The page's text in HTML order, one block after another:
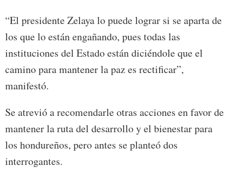
“El presidente Zelaya lo puede lograr si se aparta de
los que lo están engañando, pues todas las
instituciones del Estado están diciéndole que el
camino para mantener la paz es rectificar”,
manifestó.
Se atrevió a recomendarle otras acciones en favor de
mantener la ruta del desarrollo y el bienestar para
los hondureños, pero antes se planteó dos
interrogantes.